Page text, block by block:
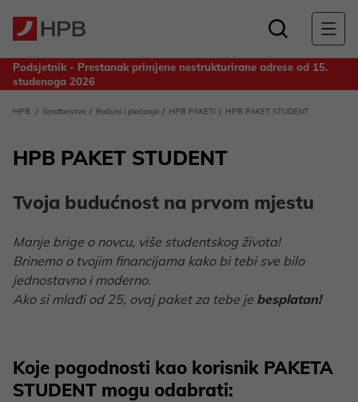
Podsjetnik - Prestanak primjene nestrukturirane adrese od 15.
studenoga 2026
ostvarene u 2025. godini
HPB Građanstvo Računi i plaćanja HPB PAKETI HPB PAKET STUDENT
HPB PAKET STUDENT
Tvoja budućnost na prvom mjestu
Manje brige o novcu, više studentskog života!
Brinemo o tvojim financijama kako bi tebi sve bilo
jednostavno i moderno.
Ako si mlađi od 25, ovaj paket za tebe je besplatan!
Koje pogodnosti kao korisnik PAKETA
STUDENT mogu odabrati: